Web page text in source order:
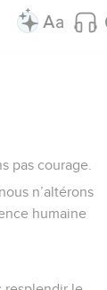
pas courage.
n’altérons
humaine